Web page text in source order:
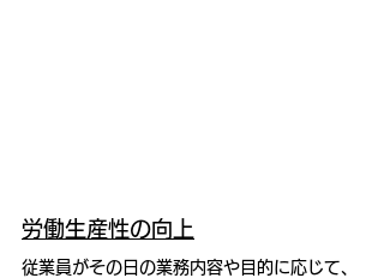
労働生産性の向上
従業員がその日の業務内容や目的に応じて、